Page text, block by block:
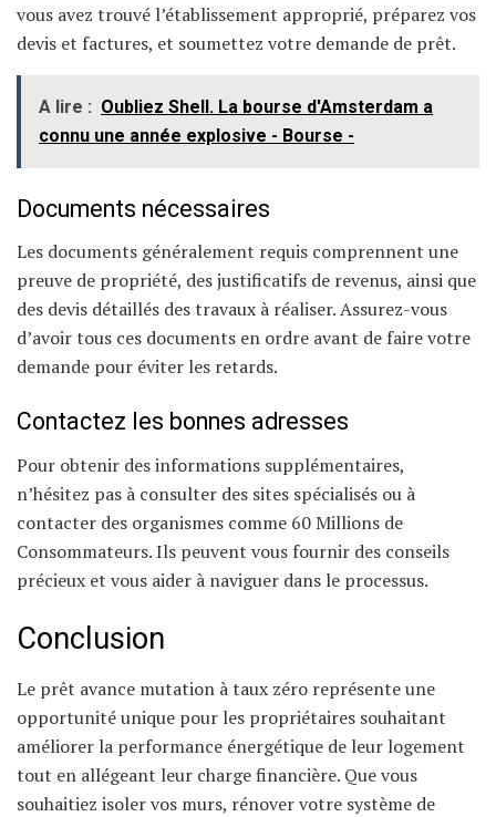
vous avez trouvé l’établissement approprié, préparez vos
devis et factures, et soumettez votre demande de prêt.
A lire : Oubliez Shell. La bourse d'Amsterdam a
connu une année explosive - Bourse -
Documents nécessaires
Les documents généralement requis comprennent une
preuve de propriété, des justificatifs de revenus, ainsi que
des devis détaillés des travaux à réaliser. Assurez-vous
d’avoir tous ces documents en ordre avant de faire votre
demande pour éviter les retards.
Contactez les bonnes adresses
Pour obtenir des informations supplémentaires,
n’hésitez pas à consulter des sites spécialisés ou à
contacter des organismes comme 60 Millions de
Consommateurs. Ils peuvent vous fournir des conseils
précieux et vous aider à naviguer dans le processus.
Conclusion
Le prêt avance mutation à taux zéro représente une
opportunité unique pour les propriétaires souhaitant
améliorer la performance énergétique de leur logement
tout en allégeant leur charge financière. Que vous
souhaitiez isoler vos murs, rénover votre système de